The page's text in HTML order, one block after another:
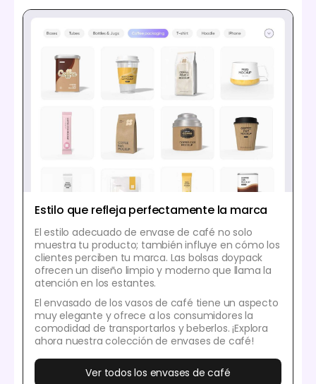
Estilo que refleja perfectamente la marca
El estilo adecuado de envase de café no solo
muestra tu producto; también influye en cómo los
clientes perciben tu marca. Las bolsas doypack
ofrecen un diseño limpio y moderno que llama la
atención en los estantes.
El envasado de los vasos de café tiene un aspecto
muy elegante y ofrece a los consumidores la
comodidad de transportarlos y beberlos. ¡Explora
ahora nuestra colección de envases de café!
Ver todos los envases de café